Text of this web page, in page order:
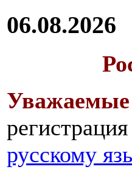
06.08.2026
Уважаемые
русскому